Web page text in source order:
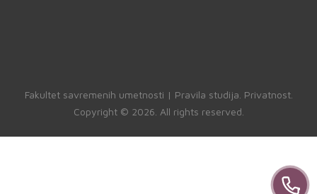
Fakultet savremenih umetnosti | Pravila studija Privatnost.
Copyright © 2026. All rights reserved.